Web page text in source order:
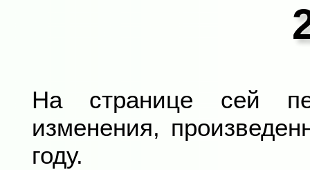
На странице сей
изменения,
году.